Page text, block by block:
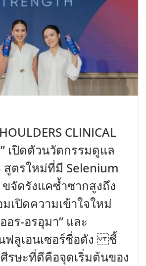
CLINICAL
เปิดตัวนวัตกรรมดูแล
สูตรใหม่ที่มี Selenium
ขจัดรังแคซ้ำซากสูงถึง
เปิดความเข้าใจใหม่
อร-อรอุมา” และ
นฟลูเอนเซอร์ชื่อดัง ชี้
รษะที่ดีคือจุดเริ่มต้นของ